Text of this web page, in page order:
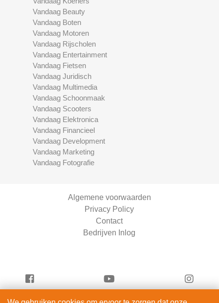
Vandaag Beauty
Vandaag Boten
Vandaag Motoren
Vandaag Rijscholen
Vandaag Entertainment
Vandaag Fietsen
Vandaag Juridisch
Vandaag Multimedia
Vandaag Schoonmaak
Vandaag Scooters
Vandaag Elektronica
Vandaag Financieel
Vandaag Development
Vandaag Marketing
Vandaag Fotografie
Algemene voorwaarden
Privacy Policy
Contact
Bedrijven Inlog